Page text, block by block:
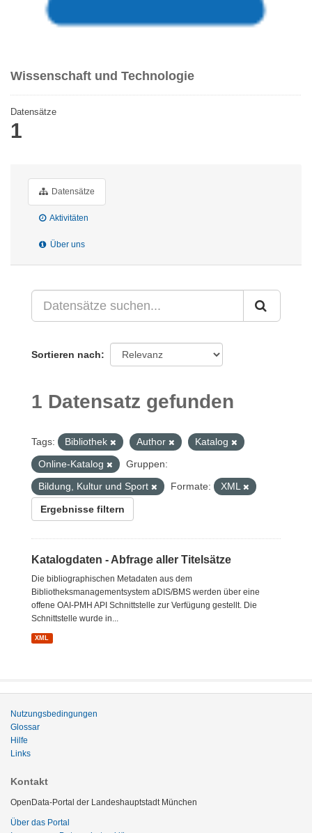
Wissenschaft und Technologie
Datensätze
1
Datensätze
Aktivitäten
Über uns
Sortieren nach
1 Datensatz gefunden
Tags: Bibliothek Author
Katalog
Online-Katalog
Gruppen:
Bildung, Kultur und Sport
Formate: XML
Ergebnisse filtern
Katalogdaten - Abfrage aller Titelsätze
Die bibliographischen Metadaten aus dem
Bibliotheksmanagementsystem aDIS/BMS werden über eine
offene OAI-PMH API Schnittstelle zur Verfügung gestellt. Die
Schnittstelle wurde in...
XML
Nutzungsbedingungen
Glossar
Hilfe
Links
Kontakt
OpenData-Portal der Landeshauptstadt München
Über das Portal